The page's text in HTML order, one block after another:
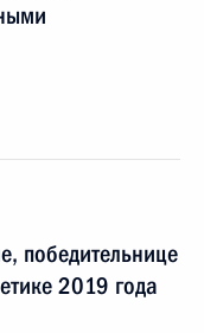
победительнице
2019 года